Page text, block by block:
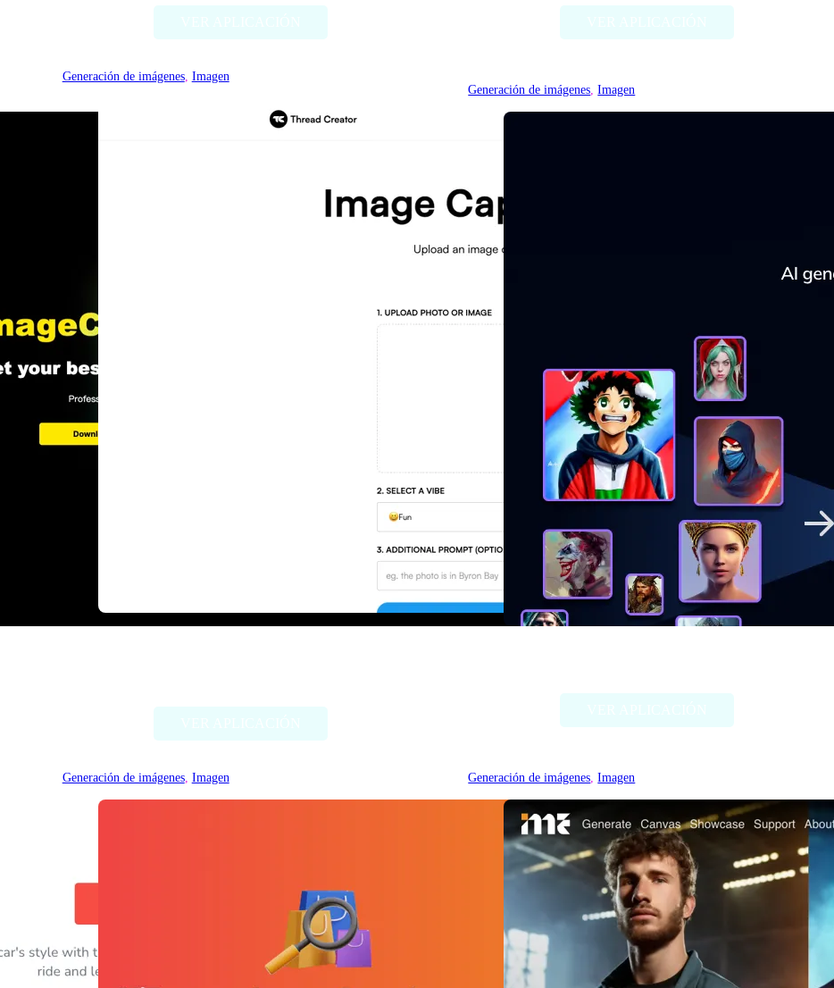
Generación de imágenes, Imagen
Generación de imágenes, Imagen
Generación de imágenes, Imagen Generación de imágenes, Imagen